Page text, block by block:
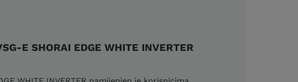
E SHORAI EDGE WHITE INVERTER